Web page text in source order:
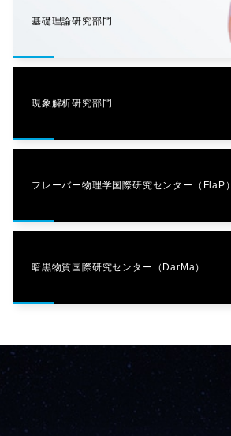
基礎理論研究部門
現象解析研究部門
フレーバー物理学国際研究センター（FlaP）
暗黒物質国際研究センター（DarMa）